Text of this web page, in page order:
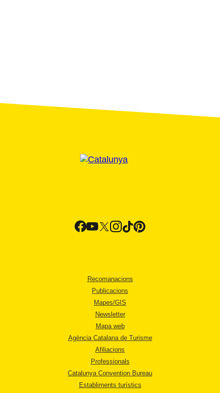
Recomanacions
Publicacions
Mapes/GIS
Newsletter
Mapa web
Agència Catalana de Turisme
Afiliacions
Professionals
Catalunya Convention Bureau
Establiments turístics